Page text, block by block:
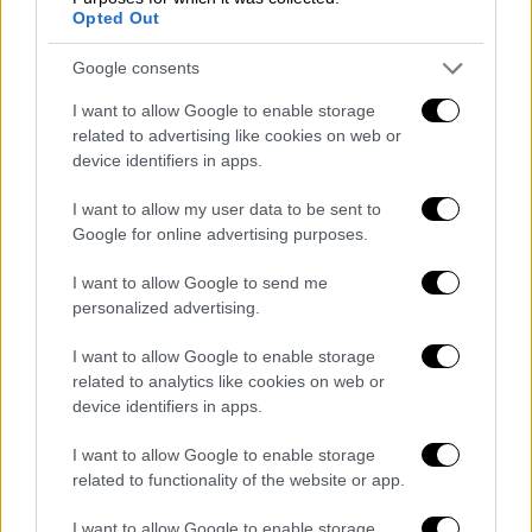
Opted Out
Google consents
I want to allow Google to enable storage
related to advertising like cookies on web or
device identifiers in apps.
I want to allow my user data to be sent to
Google for online advertising purposes.
I want to allow Google to send me
personalized advertising.
I want to allow Google to enable storage
related to analytics like cookies on web or
device identifiers in apps.
I want to allow Google to enable storage
related to functionality of the website or app.
I want to allow Google to enable storage
Πολιτισμός|05.04.2022 02:30
«Brice Marden και Ελληνική
Αρχαιότητα» - Νέα έκθεση στο
Μουσείο Κυκλαδικής Τέχνης
04.04.2022 13:45
Σειρά ντοκιμαντέρ για τους Rolling
Stones στο BBC με αφορμή την 60η
επέτειό τους
Ο 'Εντι Μέρφι είναι σε συζητήσεις για
να υποδυθεί τον Τζορτζ Κλίντον των